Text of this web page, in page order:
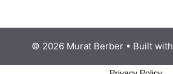
© 2026 Murat Berber• Built with